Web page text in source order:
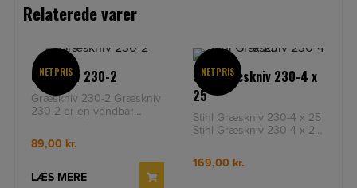
Relaterede varer
NETPRIS
Græskniv 230-2
Græskniv 230-2 Græskniv
230-2 er en vendbar
tænder. Til rydning af
græs, brænd
89,00 kr.
LÆS MERE
NETPRIS
Stihl Græskniv 230-4 x
25
Stihl Græskniv 230-4 x 25
Stihl Græskniv 230-4 x 25
25 Antal tænder: 4
169,00 kr.